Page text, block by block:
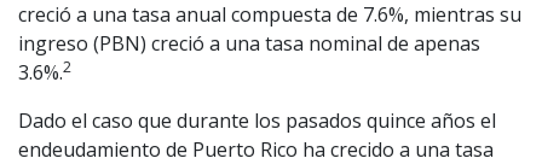
creció a una tasa anual compuesta de 7.6%, mientras su
ingreso (PBN) creció a una tasa nominal de apenas
3.6%.2
Dado el caso que durante los pasados quince años el
endeudamiento de Puerto Rico ha crecido a una tasa